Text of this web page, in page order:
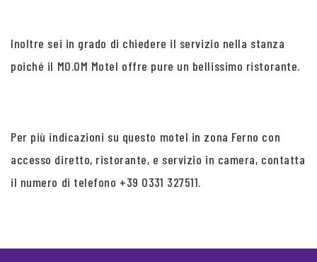
Inoltre sei in grado di chiedere il servizio nella stanza
poiché il MO.OM Motel offre pure un bellissimo ristorante.
Per più indicazioni su questo motel in zona Ferno con
accesso diretto, ristorante, e servizio in camera, contatta
il numero di telefono +39 0331 327511.